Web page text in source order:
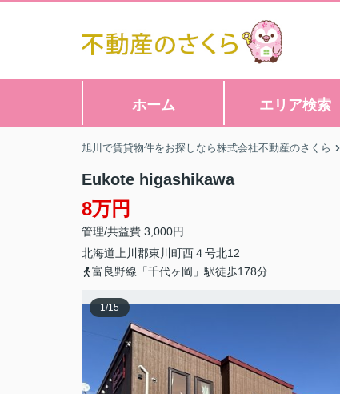
ホーム エリア検索
旭川で賃貸物件をお探しなら株式会社不動産のさくら
Eukote higashikawa
8万円
管理/共益費 3,000円
北海道 上川郡東川町西４号北12
富良野線「千代ヶ岡」駅徒歩178分
1/15